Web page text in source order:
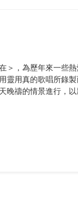
＞，為歷年來一些
靈用真的歌唱所錄
晚禱的情景進行，